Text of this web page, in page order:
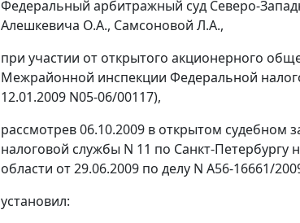
Федеральный арбитражный суд Северо-
Алешкевича О.А., Самсоновой Л.А.,
при участии от открытого акционерного
Межрайонной инспекции Федеральной
12.01.2009 N05-06/00117),
рассмотрев 06.10.2009 в открытом
налоговой службы N 11 по Санкт-
области от 29.06.2009 по делу N А56-16661/
установил: